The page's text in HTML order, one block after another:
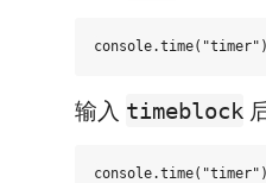
输入 timeblock